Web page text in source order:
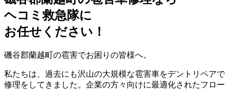
ヘコミ救急隊に
お任せください！
磯谷郡蘭越町の雹害でお困りの皆様へ。
私たちは、過去にも沢山の大規模な雹害車をデントリペアで
修理をしてきました。企業の方々向けに最適化されたフロー